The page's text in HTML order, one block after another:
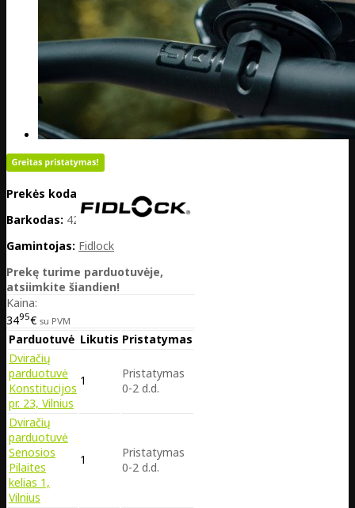
Prekės kodas:
DE38-VC-01200BLK
Barkodas: 4251207402067
Gamintojas: Fidlock
Prekę turime parduotuvėje,
atsiimkite šiandien!
Kaina:
3495€ su PVM
Parduotuvė Likutis Pristatymas
Dviračių
parduotuvė
Konstitucijos
pr. 23, Vilnius
1
Pristatymas
0-2 d.d.
Dviračių
parduotuvė
Senosios
Pilaites
kelias 1,
Vilnius
1
Pristatymas
0-2 d.d.